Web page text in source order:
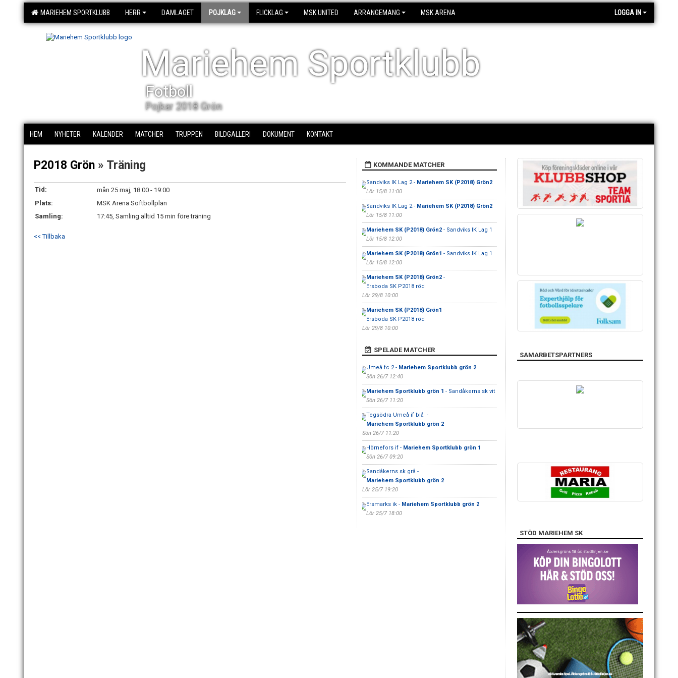
MARIEHEM SPORTKLUBB HERR DAMLAGET POJKLAG FLICKLAG MSK UNITED ARRANGEMANG MSK ARENA LOGGA IN
Mariehem Sportklubb
Fotboll
Pojkar 2018 Grön
HEM NYHETER KALENDER MATCHER TRUPPEN BILDGALLERI DOKUMENT KONTAKT
P2018 Grön » Träning
Tid:
mån 25 maj, 18:00 - 19:00
Plats:
MSK Arena Softbollplan
Samling:
17:45, Samling alltid 15 min före träning
<< Tillbaka
KOMMANDE MATCHER
Sandviks IK Lag 2 - Mariehem SK (P2018) Grön2
Lör 15/8 11:00
Sandviks IK Lag 2 - Mariehem SK (P2018) Grön2
Lör 15/8 11:00
Mariehem SK (P2018) Grön2- Sandviks IK Lag 1
Lör 15/8 12:00
Mariehem SK (P2018) Grön1 - Sandviks IK Lag 1
Lör 15/8 12:00
Mariehem SK (P2018) Grön2-
Ersboda SK P2018 röd
Lör 29/8 10:00
Mariehem SK (P2018) Grön1 -
Ersboda SK P2018 röd
Lör 29/8 10:00
SPELADE MATCHER
Umeå fc 2 - Mariehem Sportklubb grön 2
Sön 26/7 12:40
Mariehem Sportklubb grön 1 - Sandåkerns sk vit
Sön 26/7 11:20
Tegsödra Umeå if blå -
Mariehem Sportklubb grön 2
Sön 26/7 11:20
Hörnefors if - Mariehem Sportklubb grön 1
Sön 26/7 09:20
Sandåkerns sk grå -
Mariehem Sportklubb grön 2
Lör 25/7 19:20
Ersmarks ik - Mariehem Sportklubb grön 2
Lör 25/7 18:00
SAMARBETSPARTNERS
STÖD MARIEHEM SK